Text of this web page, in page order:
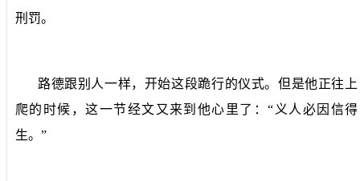
刑罚。
路德跟别人一样，开始这段跪行的仪式。但是他正往上
爬的时候，这一节经文又来到他心里了：“义人必因信得
生。”